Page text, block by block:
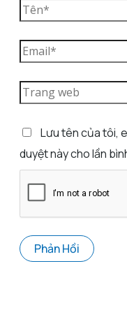
Lưu tên của tôi,
duyệt này cho lần